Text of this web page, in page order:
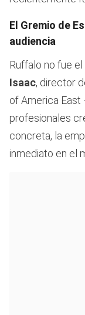
El Gremio de
audiencia
Ruffalo no fue
Isaac, director
of America
profesionales
concreta, la
inmediato en el